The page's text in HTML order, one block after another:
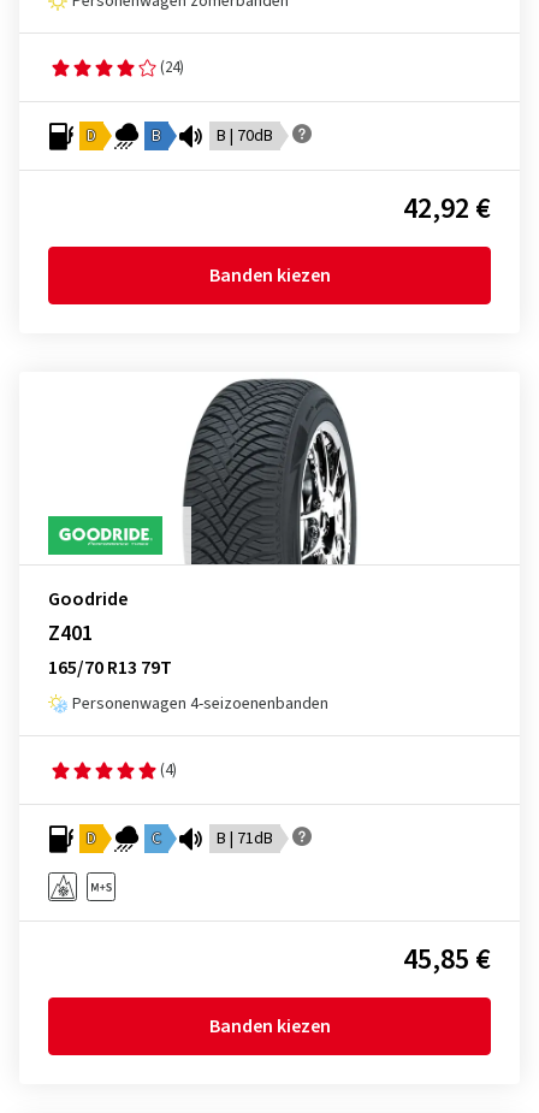
(24)
D B B | 70dB
42,92 €
Banden kiezen
Goodride
Z401
165/70 R13 79T
Personenwagen 4-seizoenenbanden
(4)
D C B | 71dB
45,85 €
Banden kiezen